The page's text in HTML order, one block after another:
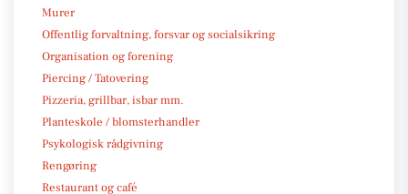
Murer
Offentlig forvaltning, forsvar og socialsikring
Organisation og forening
Piercing / Tatovering
Pizzeria, grillbar, isbar mm.
Planteskole / blomsterhandler
Psykologisk rådgivning
Rengøring
Restaurant og café